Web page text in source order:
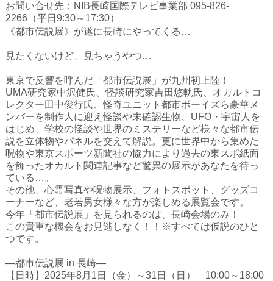
お問い合せ先：NIB長崎国際テレビ事業部 095-826-
2266（平日9:30～17:30）
《都市伝説展》が遂に長崎にやってくる…
見たくないけど、見ちゃうやつ…
東京で反響を呼んだ「都市伝説展」が九州初上陸！
UMA研究家中沢健氏、怪談研究家吉田悠軌氏、オカルトコ
レクター田中俊行氏、怪奇ユニット都市ボーイズら豪華メ
ンバーを制作人に迎え怪談や未確認生物、UFO・宇宙人を
はじめ、学校の怪談や世界のミステリーなど様々な都市伝
説を立体物やパネルを交えて解説。更に世界中から集めた
呪物や東京スポーツ新聞社の協力により過去の東スポ紙面
を飾ったオカルト関連記事など驚異の展示があなたを待っ
ている…。
その他、心霊写真や呪物展示、フォトスポット、グッズコ
ーナーなど、老若男女様々な方が楽しめる展覧会です。
今年「都市伝説展」を見られるのは、長崎会場のみ！
この貴重な機会をお見逃しなく！！※すべては仮説のひと
つです。
―都市伝説展 in 長崎―
【日時】2025年8月1日（金）～31日（日） 10:00～18:00
ハイスクールナビ
小・中学校ナビ
いきebooks
ながよebooks
ごとうebooks
おおむらebooks
みなみしまばらebooks
はさみebooks
ながさき市ebooks
さいかいイーブックス
長崎MICE観光マップ